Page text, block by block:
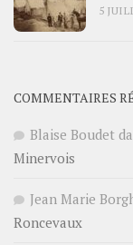
5
COMMENTAIRES
Blaise Boudet
Minervois
Jean Marie
Roncevaux